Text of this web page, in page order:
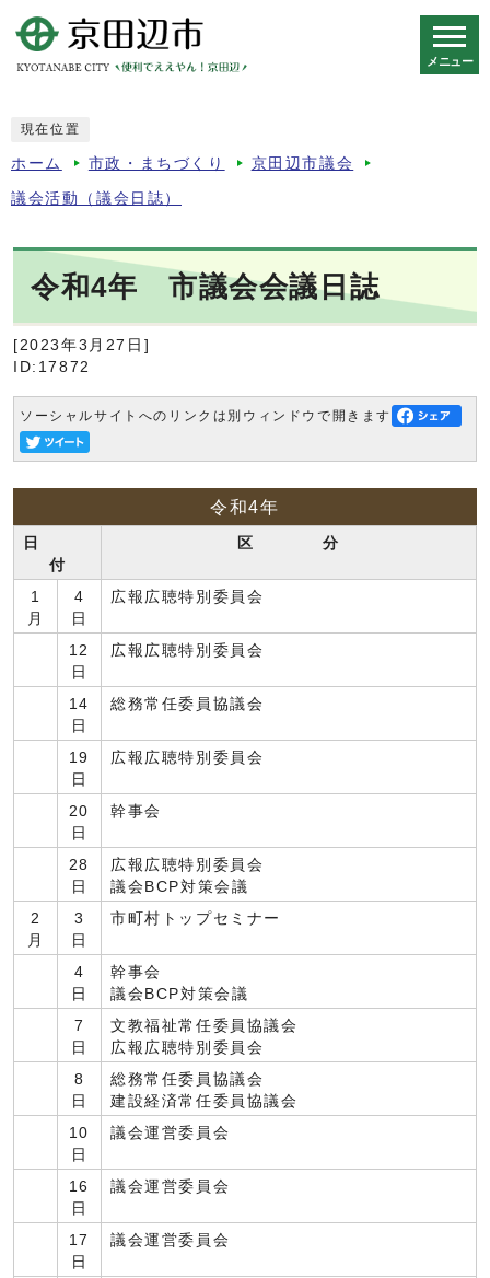
メニュー
現在位置
ホーム 市政・まちづくり 京田辺市議会
議会活動（議会日誌）
令和4年 市議会会議日誌
[2023年3月27日]
ID:17872
ソーシャルサイトへのリンクは別ウィンドウで開きます
令和4年
日
付
区 分
1
月
4
日
広報広聴特別委員会
12
日
広報広聴特別委員会
14
日
総務常任委員協議会
19
日
広報広聴特別委員会
20
日
幹事会
28
日
広報広聴特別委員会
議会BCP対策会議
2
月
3
日
市町村トップセミナー
4
日
幹事会
議会BCP対策会議
7
日
文教福祉常任委員協議会
広報広聴特別委員会
8
日
総務常任委員協議会
建設経済常任委員協議会
10
日
議会運営委員会
16
日
議会運営委員会
17
日
議会運営委員会